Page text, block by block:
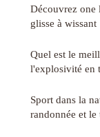
Découvrez one
glisse à wissant
Quel est le
l'explosivité en
Sport dans la
randonnée et